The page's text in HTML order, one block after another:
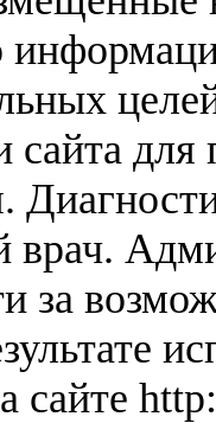
сайта
врач.
за
сайте